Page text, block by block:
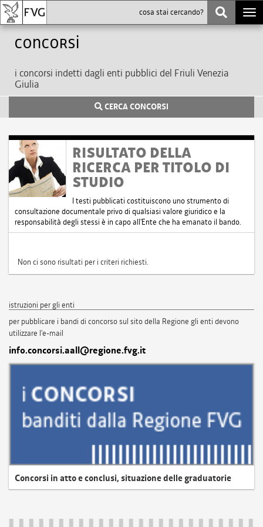
Concorsi
i concorsi indetti dagli enti pubblici del Friuli Venezia
Giulia
CERCA CONCORSI
RISULTATO DELLA
RICERCA PER TITOLO DI
STUDIO
I testi pubblicati costituiscono uno strumento di
consultazione documentale privo di qualsiasi valore giuridico e la
responsabilità degli stessi è in capo all'Ente che ha emanato il bando.
Non ci sono risultati per i criteri richiesti.
istruzioni per gli enti
per pubblicare i bandi di concorso sul sito della Regione gli enti devono
utilizzare l'e-mail
info.concorsi.aall@regione.fvg.it
Concorsi in atto e conclusi, situazione delle graduatorie